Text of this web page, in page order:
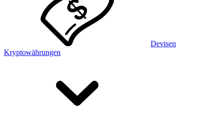
Devisen
Kryptowährungen